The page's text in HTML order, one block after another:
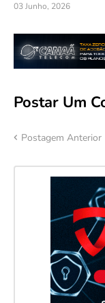
03 Junho, 2026
Postar Um
Postagem Anterior